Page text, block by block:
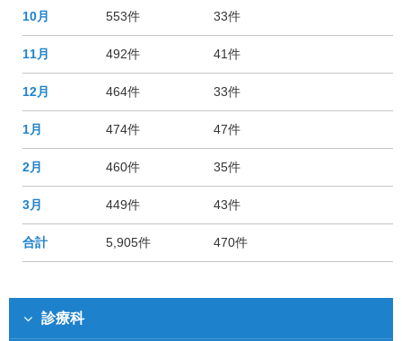
10月 553件 33件
11月 492件 41件
12月 464件 33件
1月 474件 47件
2月 460件 35件
3月 449件 43件
合計 5,905件 470件
診療科